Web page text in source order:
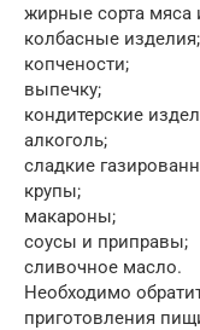
жирные сорта мяса
колбасные изделия;
копчености;
выпечку;
кондитерские
алкоголь;
сладкие
крупы;
макароны;
соусы и приправы;
сливочное масло.
Необходимо
приготовления